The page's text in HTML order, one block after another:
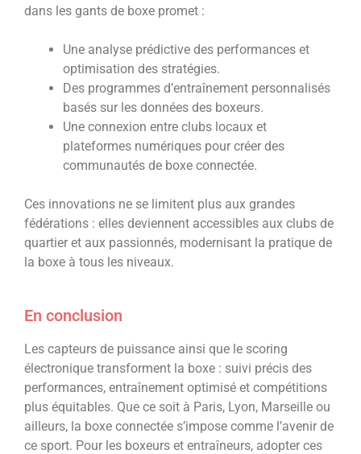
dans les gants de boxe promet :
Une analyse prédictive des performances et
optimisation des stratégies.
Des programmes d’entraînement personnalisés
basés sur les données des boxeurs.
Une connexion entre clubs locaux et
plateformes numériques pour créer des
communautés de boxe connectée.
Ces innovations ne se limitent plus aux grandes
fédérations : elles deviennent accessibles aux clubs de
quartier et aux passionnés, modernisant la pratique de
la boxe à tous les niveaux.
En conclusion
Les capteurs de puissance ainsi que le scoring
électronique transforment la boxe : suivi précis des
performances, entraînement optimisé et compétitions
plus équitables. Que ce soit à Paris, Lyon, Marseille ou
ailleurs, la boxe connectée s’impose comme l’avenir de
ce sport. Pour les boxeurs et entraîneurs, adopter ces